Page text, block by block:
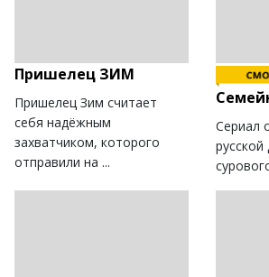
Пришелец ЗИМ
Пришелец Зим считает
себя надёжным
захватчиком, которого
отправили на ...
Сериал